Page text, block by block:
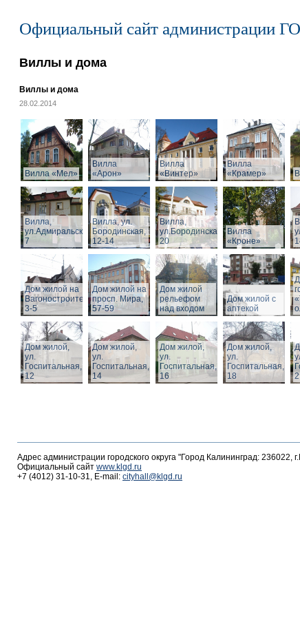
Официальный сайт администрации
Виллы и дома
Виллы и дома
28.02.2014
Вилла «Мел»
Вилла
«Арон»
Вилла
«Винтер»
Вилла
«Крамер»
Вилла,
ул.Адмиральская,
7
Вилла, ул.
Бородинская,
12-14
Вилла,
ул.Бородинская,
20
Вилла
«Кроне»
Дом жилой на
Вагоностроительной
3-5
Дом жилой на
просп. Мира,
57-59
Дом жилой
рельефом
над входом
Дом жилой с
аптекой
Дом жилой,
ул.
Госпитальная,
12
Дом жилой,
ул.
Госпитальная,
14
Дом жилой,
ул.
Госпитальная,
16
Дом жилой,
ул.
Госпитальная,
18
2
Адрес администрации городского округа "Город Калининград: 236022,
Официальный сайт www.klgd.ru
+7 (4012) 31-10-31, E-mail: cityhall@klgd.ru